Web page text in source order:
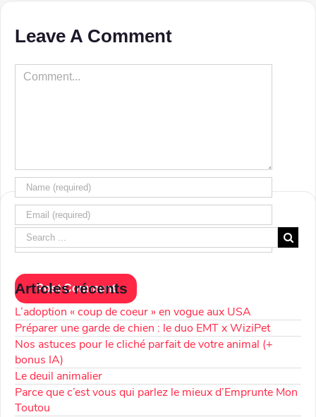
Leave A Comment
Comment
Articles récents
L’adoption « coup de coeur » en vogue aux USA
Préparer une garde de chien : le duo EMT x WiziPet
Nos astuces pour le cliché parfait de votre animal (+
bonus IA)
Le deuil animalier
Parce que c’est vous qui parlez le mieux d’Emprunte Mon
Toutou